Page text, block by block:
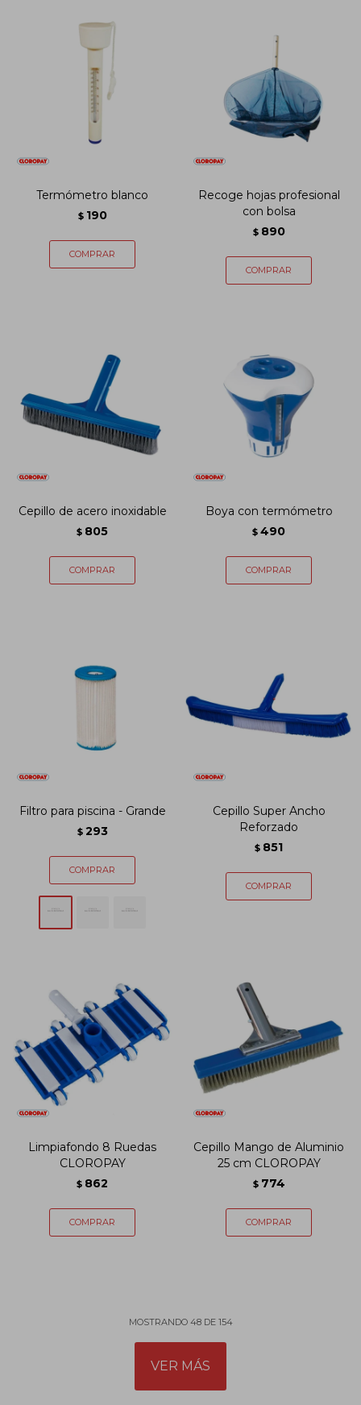
Termómetro blanco
$ 190
Recoge hojas profesional
con bolsa
$ 890
Cepillo de acero inoxidable
$ 805
Boya con termómetro
$ 490
Filtro para piscina - Grande
$ 293
Cepillo Super Ancho
Reforzado
$ 851
Limpiafondo 8 Ruedas
CLOROPAY
$ 862
Cepillo Mango de Aluminio
25 cm CLOROPAY
$ 774
MOSTRANDO 48DE 154
VER MÁS